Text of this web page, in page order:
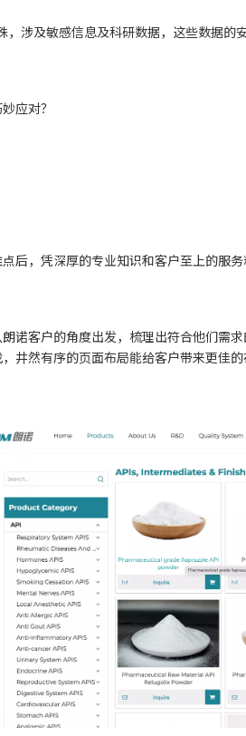
，涉及敏感信息及科研数据，这些数据的
应对？
后，凭深厚的专业知识和客户至上的服务
诺客户的角度出发，梳理出符合他们需
井然有序的页面布局能给客户带来更佳的